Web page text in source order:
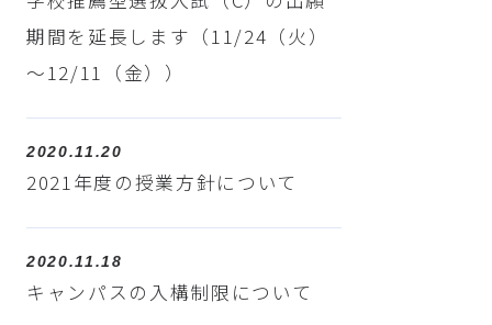
期間を延長します（11/24（火）
～12/11（金））
2020.11.20
2021年度の授業方針について
2020.11.18
キャンパスの入構制限について